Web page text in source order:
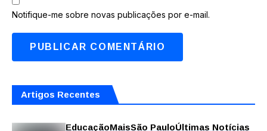
Notifique-me sobre novas publicações por e-mail.
Artigos Recentes
EducaçãoMaisSão PauloÚltimas Notícias